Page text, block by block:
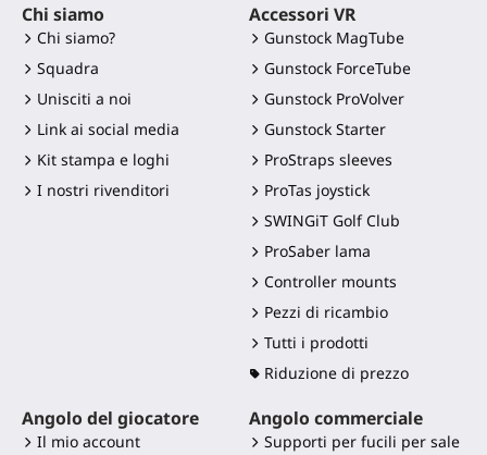
Chi siamo
Chi siamo?
Squadra
Unisciti a noi
Link ai social media
Kit stampa e loghi
I nostri rivenditori
Accessori VR
Gunstock MagTube
Gunstock ForceTube
Gunstock ProVolver
Gunstock Starter
ProStraps sleeves
ProTas joystick
SWINGiT Golf Club
ProSaber lama
Controller mounts
Pezzi di ricambio
Tutti i prodotti
Riduzione di prezzo
Angolo del giocatore
Il mio account
Angolo commerciale
Supporti per fucili per sale